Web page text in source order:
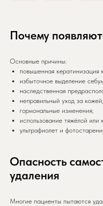
Почему
Основные причины:
повышенная кератинизация
избыточное выделение
наследственная
неправильный уход за кожей;
гормональные изменения;
использование тяжёлой или
ультрафиолет и
Опасность
удаления
Многие пациенты пытаются